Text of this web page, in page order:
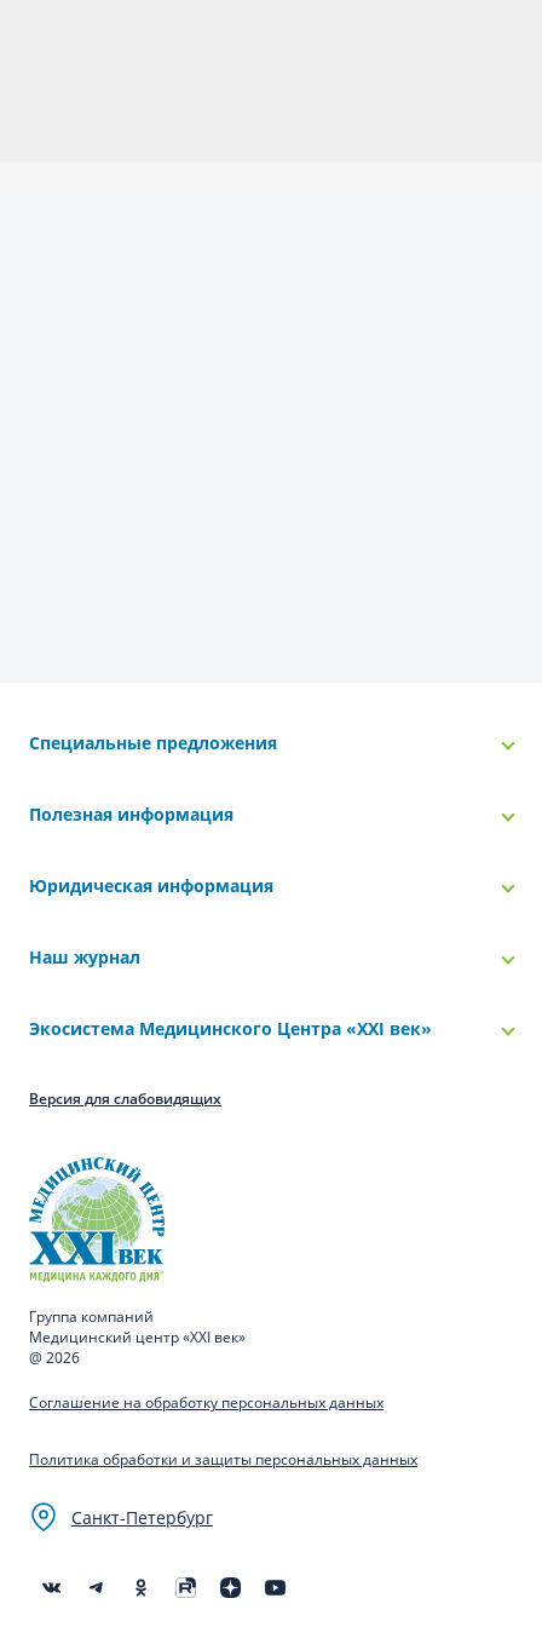
Специальные предложения
Полезная информация
Юридическая информация
Наш журнал
Экосистема Медицинского Центра «‎XXI век»
Версия для слабовидящих
Группа компаний
Медицинский центр «XXI век»
@ 2026
Соглашение на обработку персональных данных
Политика обработки и защиты персональных данных
Санкт-Петербург